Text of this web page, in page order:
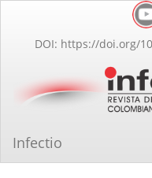
Contenido
principal
lateral
DOI: https://doi.org/
Infectio